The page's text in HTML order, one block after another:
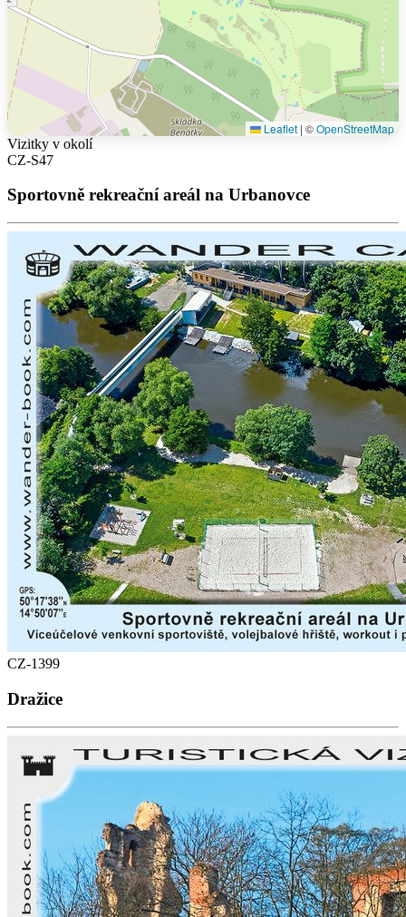
Leaflet | ©OpenStreetMap
Vizitky v okolí
CZ-S47
Sportovně rekreační areál na Urbanovce
CZ-1399
Dražice